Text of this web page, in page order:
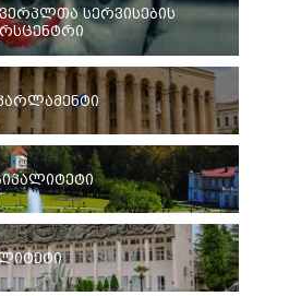
სერვისების